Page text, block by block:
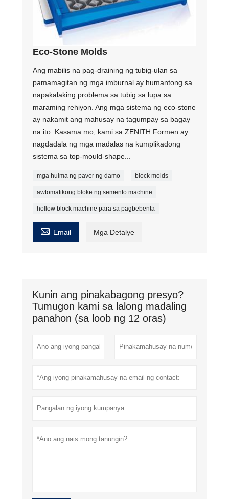
Eco-Stone Molds
Ang mabilis na pag-draining ng tubig-ulan sa
pamamagitan ng mga imburnal ay humantong sa
napakalaking problema sa tubig sa lupa sa
maraming rehiyon. Ang mga sistema ng eco-stone
ay nakamit ang mahusay na tagumpay sa bagay
na ito. Kasama mo, kami sa ZENITH Formen ay
nagdadala ng mga madalas na kumplikadong
sistema sa top-mould-shape...
mga hulma ng paver ng damo block molds
awtomatikong bloke ng semento machine
hollow block machine para sa pagbebenta
 Email Mga Detalye
Kunin ang pinakabagong presyo?
Tumugon kami sa lalong madaling
panahon (sa loob ng 12 oras)